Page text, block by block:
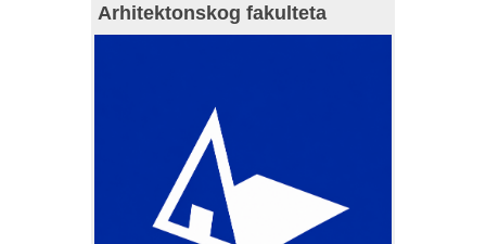
Arhitektonskog fakulteta